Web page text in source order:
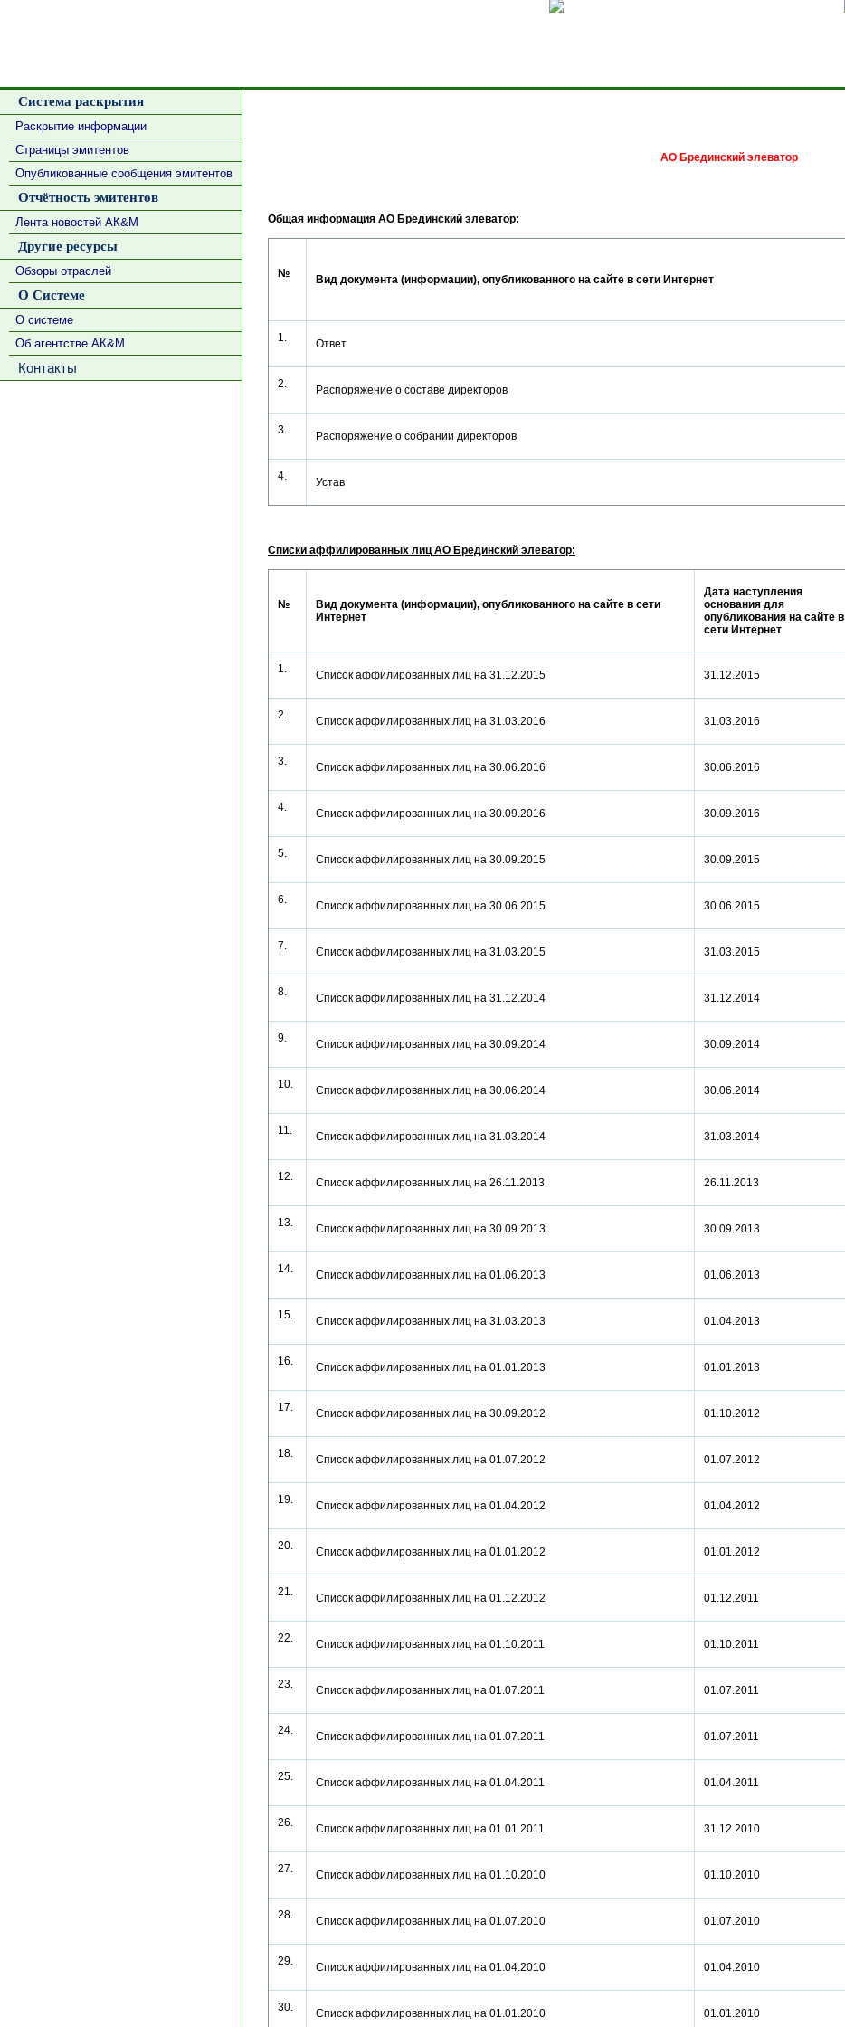
Система раскрытия
Раскрытие информации
Страницы эмитентов
Опубликованные сообщения эмитентов
Отчётность эмитентов
Лента новостей АК&М
Другие ресурсы
Обзоры отраслей
О Системе
О системе
Об агентстве АК&М
Контакты
АО Брединский элеватор
Общая информация АО Брединский элеватор:
№ Вид документа (информации), опубликованного на сайте в сети Интернет
1. Ответ
2. Распоряжение о составе директоров
3. Распоряжение о собрании директоров
4. Устав
Списки аффилированных лиц АО Брединский элеватор:
№
Вид документа (информации), опубликованного на сайте в сети
Интернет
Дата наступления
основания для
опубликования на сайте в
сети Интернет
1. Список аффилированных лиц на 31.12.2015 31.12.2015
2. Список аффилированных лиц на 31.03.2016 31.03.2016
3. Список аффилированных лиц на 30.06.2016 30.06.2016
4. Список аффилированных лиц на 30.09.2016 30.09.2016
5. Список аффилированных лиц на 30.09.2015 30.09.2015
6. Список аффилированных лиц на 30.06.2015 30.06.2015
7. Список аффилированных лиц на 31.03.2015 31.03.2015
8. Список аффилированных лиц на 31.12.2014 31.12.2014
9. Список аффилированных лиц на 30.09.2014 30.09.2014
10. Список аффилированных лиц на 30.06.2014 30.06.2014
11. Список аффилированных лиц на 31.03.2014 31.03.2014
12. Список аффилированных лиц на 26.11.2013 26.11.2013
13. Список аффилированных лиц на 30.09.2013 30.09.2013
14. Список аффилированных лиц на 01.06.2013 01.06.2013
15. Список аффилированных лиц на 31.03.2013 01.04.2013
16. Список аффилированных лиц на 01.01.2013 01.01.2013
17. Список аффилированных лиц на 30.09.2012 01.10.2012
18. Список аффилированных лиц на 01.07.2012 01.07.2012
19. Список аффилированных лиц на 01.04.2012 01.04.2012
20. Список аффилированных лиц на 01.01.2012 01.01.2012
21. Список аффилированных лиц на 01.12.2012 01.12.2011
22. Список аффилированных лиц на 01.10.2011 01.10.2011
23. Список аффилированных лиц на 01.07.2011 01.07.2011
24. Список аффилированных лиц на 01.07.2011 01.07.2011
25. Список аффилированных лиц на 01.04.2011 01.04.2011
26. Список аффилированных лиц на 01.01.2011 31.12.2010
27. Список аффилированных лиц на 01.10.2010 01.10.2010
28. Список аффилированных лиц на 01.07.2010 01.07.2010
29. Список аффилированных лиц на 01.04.2010 01.04.2010
30. Список аффилированных лиц на 01.01.2010 01.01.2010